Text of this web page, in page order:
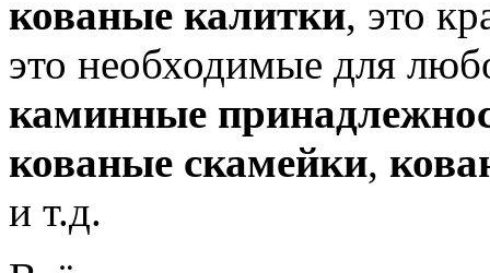
кованые калитки, это
это необходимые для
каминные
кованые скамейки,
и т.д.